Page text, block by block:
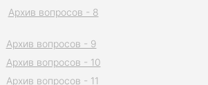
Архив вопросов - 8
Архив вопросов - 9
Архив вопросов - 10
Архив вопросов - 11